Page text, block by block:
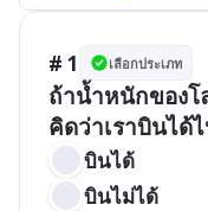
# 1 เลือกประเภท
ถ้าน้ำหนักของ
คิดว่าเราบินได้
บินได้
บินไม่ได้